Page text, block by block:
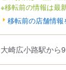
※移転前の情報は最
移転前の店舗情報
大崎広小路駅から